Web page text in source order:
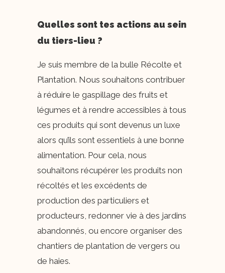
Quelles sont tes actions au sein
du tiers-lieu ?
Je suis membre de la bulle Récolte et
Plantation. Nous souhaitons contribuer
à réduire le gaspillage des fruits et
légumes et à rendre accessibles à tous
ces produits qui sont devenus un luxe
alors qu’ils sont essentiels à une bonne
alimentation. Pour cela, nous
souhaitons récupérer les produits non
récoltés et les excédents de
production des particuliers et
producteurs, redonner vie à des jardins
abandonnés, ou encore organiser des
chantiers de plantation de vergers ou
de haies.